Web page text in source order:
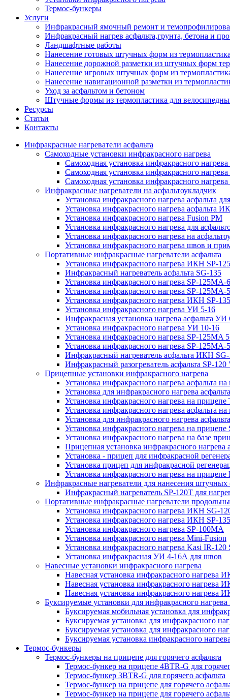
Термос-бункеры
Услуги
Инфракрасный ямочный ремонт и
Инфракрасный нагрев асфальта,грунта, бетона и
Ландшафтные работы
Нанесение готовых штучных форм из
Нанесение дорожной разметки из штучных форм
Нанесение игровых штучных форм из
Нанесение навигационной разметки из
Уход за асфальтом и бетоном
Штучные формы из термопластика для
Ресурсы
Статьи
Контакты
Инфракрасные нагреватели асфальта
Самоходные установки инфракрасного нагрева
Самоходная установка инфракрасного
Самоходная установка инфракрасного
Самоходная установка инфракрасного
Инфракрасные нагреватели на асфальтоукладчик
Установка инфракрасного нагрева асфальта
Установка инфракрасного нагрева асфальта
Установка инфракрасного нагрева Fusion PM
Установка инфракрасного нагрева для
Установка инфракрасного нагрева на
Установка инфракрасного нагрева швов и
Портативные инфракрасные нагреватели асфальта
Установка инфракрасного нагрева ИКН SP-
Инфракрасный нагреватель асфальта SG-135
Установка инфракрасного нагрева SP-
Установка инфракрасного нагрева SP-
Установка инфракрасного нагрева ИКН SP-
Установка инфракрасного нагрева УИ 5-16
Инфракрасная установка нагрева асфальта УИ
Установка инфракрасного нагрева УИ 10-16
Установка инфракрасного нагрева SP-125МA
Установка инфракрасного нагрева SP-
Инфракрасный нагреватель асфальта ИКН
Инфракрасный разогреватель асфальта SP-
Прицепные установки инфракрасного нагрева
Установка инфракрасного нагрева асфальта
Установка для инфракрасного нагрева
Установка инфракрасного нагрева на прицепе
Установка инфракрасного нагрева асфальта
Установка для инфракрасного нагрева
Установка инфракрасного нагрева на прицепе
Установка инфракрасного нагрева на базе
Прицепная установка инфракрасного нагрева
Установка - прицеп для инфракрасной
Установка прицеп для инфракрасной
Установка инфракрасного нагрева на
Инфракрасные нагреватели для нанесения штучных
Инфракрасный нагреватель SP-120T для
Портативные инфракрасные нагреватели
Установка инфракрасного нагрева ИКН SG-
Установка инфракрасного нагрева ИКН SP-135
Установка инфракрасного нагрева SP-100МА
Установка инфракрасного нагрева Mini-Fusion
Установка инфракрасного нагрева Kasi IR-120
Установка инфракрасная УИ 4-16А для швов
Навесные установки инфракрасного нагрева
Навесная установка инфракрасного нагрева
Навесная установка инфракрасного нагрева
Навесная установка инфракрасного нагрева
Буксируемые установки для инфракрасного
Буксируемая мобильная установка для
Буксируемая установка для инфракрасного
Буксируемая установка для инфракрасного
Буксируемая установка инфракрасного
Термос-бункеры
Термос-бункеры на прицепе для горячего асфальта
Термос-бункер на прицепе 4BTR-G для
Термос-бункер 3BTR-G для горячего асфальта
Термос-бункер на прицепе для горячего
Термос-бункер на прицепе для горячего